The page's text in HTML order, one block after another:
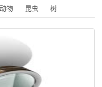
物 昆虫 树